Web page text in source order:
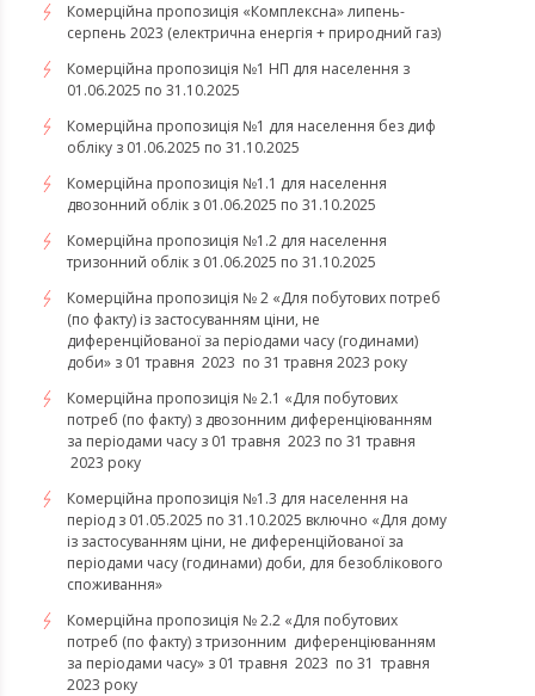
​​​​​​​Комерційна пропозиція «Комплексна» липень-
серпень 2023 (електрична енергія + природний газ)
Комерційна пропозиція №1 НП для населення з
01.06.2025 по 31.10.2025
Комерційна пропозиція №1 для населення без диф
обліку з 01.06.2025 по 31.10.2025
Комерційна пропозиція №1.1 для населення
двозонний облік з 01.06.2025 по 31.10.2025
Комерційна пропозиція №1.2 для населення
тризонний облік з 01.06.2025 по 31.10.2025
Комерційна пропозиція № 2 «Для побутових потреб
(по факту) із застосуванням ціни, не
диференційованої за періодами часу (годинами)
доби» з 01 травня 2023 по 31 травня 2023 року
Комерційна пропозиція № 2.1 «Для побутових
потреб (по факту) з двозонним диференціюванням
за періодами часу з 01 травня 2023 по 31 травня
2023 року
Комерційна пропозиція №1.3 для населення на
період з 01.05.2025 по 31.10.2025 включно «Для дому
із застосуванням ціни, не диференційованої за
періодами часу (годинами) доби, для безоблікового
споживання»
Комерційна пропозиція № 2.2 «Для побутових
потреб (по факту) з тризонним диференціюванням
за періодами часу» з 01 травня 2023 по 31 травня
2023 року